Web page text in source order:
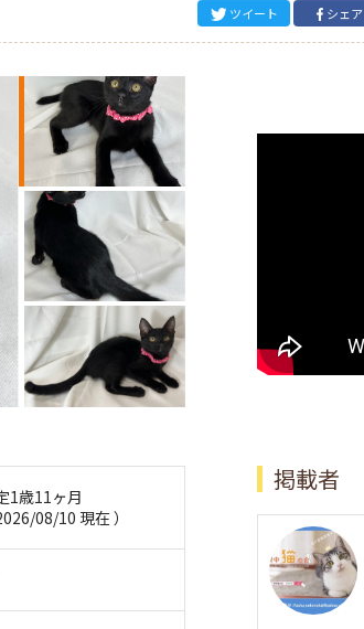
ツイート シェア
1歳11ヶ月
08/10 現在 ）
掲載者